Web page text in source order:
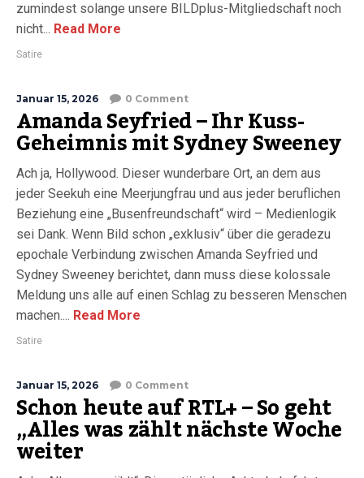
zumindest solange unsere BILDplus-Mitgliedschaft noch
nicht... Read More
Satire
Januar 15, 2026 0 Comment
Amanda Seyfried – Ihr Kuss-
Geheimnis mit Sydney Sweeney
Ach ja, Hollywood. Dieser wunderbare Ort, an dem aus
jeder Seekuh eine Meerjungfrau und aus jeder beruflichen
Beziehung eine „Busenfreundschaft“ wird – Medienlogik
sei Dank. Wenn Bild schon „exklusiv“ über die geradezu
epochale Verbindung zwischen Amanda Seyfried und
Sydney Sweeney berichtet, dann muss diese kolossale
Meldung uns alle auf einen Schlag zu besseren Menschen
machen.... Read More
Satire
Januar 15, 2026 0 Comment
Schon heute auf RTL+ – So geht
„Alles was zählt nächste Woche
weiter